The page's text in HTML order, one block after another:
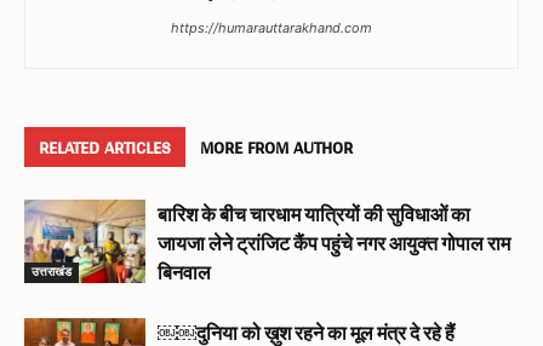
https://humarauttarakhand.com
RELATED ARTICLES MORE FROM AUTHOR
उत्तराखंड
बारिश के बीच चारधाम यात्रियों की सुविधाओं का
जायजा लेने ट्रांजिट कैंप पहुंचे नगर आयुक्त गोपाल राम
बिनवाल
￼￼दुनिया को ख़ुश रहने का मूल मंत्र दे रहे हैं